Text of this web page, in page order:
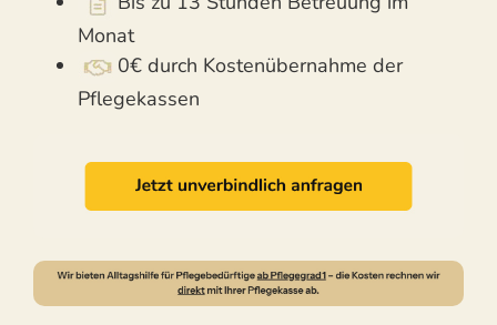
Monat
0€ durch Kostenübernahme der
Pflegekassen